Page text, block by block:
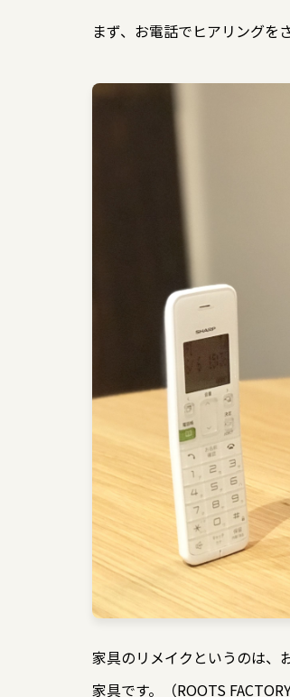
まず、お電話でヒアリングを
家具のリメイクというのは、
家具です。（ROOTS